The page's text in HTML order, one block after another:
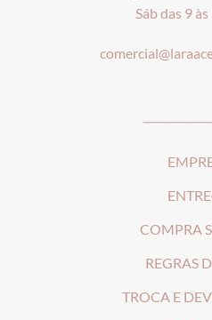
Sáb das 9
COMPRA
REGRAS
TROCA E